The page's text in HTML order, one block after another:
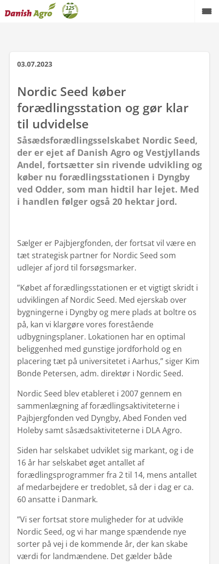
03.07.2023
Nordic Seed køber
forædlingsstation og gør klar
til udvidelse
Såsædsforædlingsselskabet Nordic Seed,
der er ejet af Danish Agro og Vestjyllands
Andel, fortsætter sin rivende udvikling og
køber nu forædlingsstationen i Dyngby
ved Odder, som man hidtil har lejet. Med
i handlen følger også 20 hektar jord.
Sælger er Pajbjergfonden, der fortsat vil være en
tæt strategisk partner for Nordic Seed som
udlejer af jord til forsøgsmarker.
”Købet af forædlingsstationen er et vigtigt skridt i
udviklingen af Nordic Seed. Med ejerskab over
bygningerne i Dyngby og mere plads at boltre os
på, kan vi klargøre vores forestående
udbygningsplaner. Lokationen har en optimal
beliggenhed med gunstige jordforhold og en
placering tæt på universitetet i Aarhus,” siger Kim
Bonde Petersen, adm. direktør i Nordic Seed.
Nordic Seed blev etableret i 2007 gennem en
sammenlægning af forædlingsaktiviteterne i
Pajbjergfonden ved Dyngby, Abed Fonden ved
Holeby samt såsædsaktiviteterne i DLA Agro.
Siden har selskabet udviklet sig markant, og i de
16 år har selskabet øget antallet af
forædlingsprogrammer fra 2 til 14, mens antallet
af medarbejdere er tredoblet, så der i dag er ca.
60 ansatte i Danmark.
”Vi ser fortsat store muligheder for at udvikle
Nordic Seed, og vi har mange spændende nye
sorter på vej i de kommende år, der kan skabe
værdi for landmændene. Det gælder både
Presse
Danish Agro koncernen
Danish Agro a.m.b.a.
Landmandsliv
Bæredygtighed
Find afdeling
Produktspecialister
Se Fødevarestyrelsens smiley-rapporter